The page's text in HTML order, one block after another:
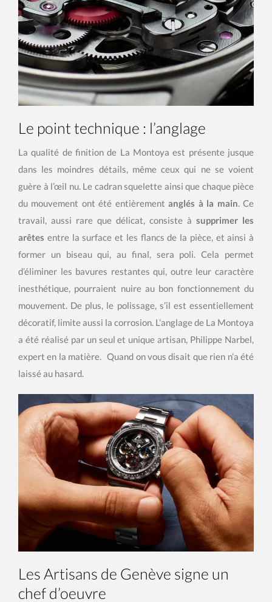
Le point technique : l’anglage
La qualité de finition de La Montoya est présente jusque
dans les moindres détails, même ceux qui ne se voient
guère à l’œil nu. Le cadran squelette ainsi que chaque pièce
du mouvement ont été entièrementanglés à la main. Ce
travail, aussi rare que délicat, consiste à supprimer les
arêtes entre la surface et les flancs de la pièce, et ainsi à
former un biseau qui, au final, sera poli. Cela permet
d’éliminer les bavures restantes qui, outre leur caractère
inesthétique, pourraient nuire au bon fonctionnement du
mouvement. De plus, le polissage, s’il est essentiellement
décoratif, limite aussi la corrosion. L’anglage de La Montoya
a été réalisé par un seul et unique artisan, Philippe Narbel,
expert en la matière. Quand on vous disait que rien n’a été
laissé au hasard.
Les Artisans de Genève signe un
chef d’oeuvre